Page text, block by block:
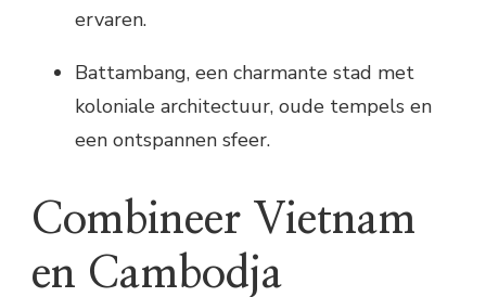
ervaren.
Battambang, een charmante stad met
koloniale architectuur, oude tempels en
een ontspannen sfeer.
Combineer Vietnam
en Cambodja